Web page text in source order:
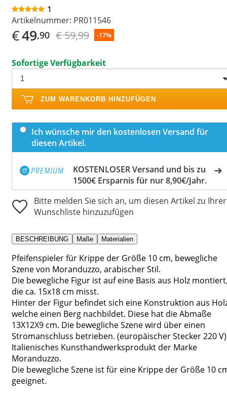
1
Artikelnummer: PR011546
€49,90 € 59,99 -17%
Sofortige Verfügbarkeit
ZUM WARENKORB HINZUFÜGEN
Ich wünsche mir den kostenlosen Versand für
diesen Artikel.
KOSTENLOSER Versand und bis zu
1500€ Ersparnis für nur 8,90€/Jahr.
Bitte melden Sie sich an, um diesen Artikel zu Ihrer
Wunschliste hinzuzufügen
BESCHREIBUNG Maße Materialien
Pfeifenspieler für Krippe der Größe 10 cm, bewegliche
Szene von Moranduzzo, arabischer Stil.
Die bewegliche Figur ist auf eine Basis aus Holz
die ca. 15x18 cm misst.
Hinter der Figur befindet sich eine Konstruktion aus
welche einen Berg nachbildet. Diese hat die Abmaße
13X12X9 cm. Die bewegliche Szene wird über einen
Stromanschluss betrieben. (europäischer Stecker 220
Italienisches Kunsthandwerksprodukt der Marke
Moranduzzo.
Die bewegliche Szene ist für eine Krippe der Größe 10
geeignet.